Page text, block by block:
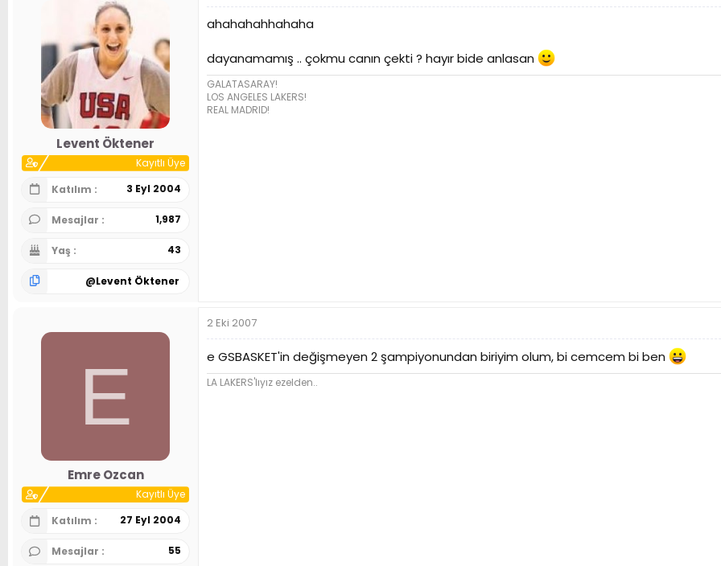
Levent Öktener
Kayıtlı Üye
Katılım
3 Eyl 2004
Mesajlar 1,987
Yaş 43
@Levent Öktener
ahahahahhahaha
dayanamamış .. çokmu canın çekti ? hayır bide anlasan
GALATASARAY!
LOS ANGELES LAKERS!
REAL MADRID!
E
Emre Ozcan
Kayıtlı Üye
Katılım
27 Eyl 2004
Mesajlar 55
2 Eki 2007
e GSBASKET'in değişmeyen 2 şampiyonundan biriyim olum, bi cemcem bi ben
LA LAKERS'lıyız ezelden..